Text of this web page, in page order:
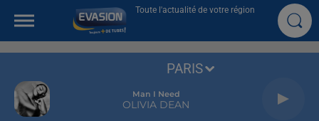
Toute l'actualité de votre région
Man I Need
OLIVIA DEAN
PARIS